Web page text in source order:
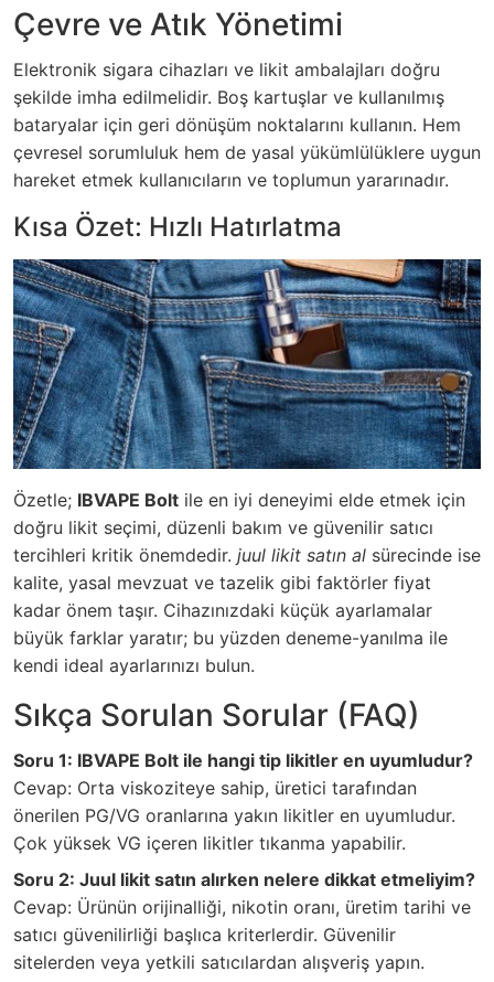
Çevre ve Atık Yönetimi
Elektronik sigara cihazları ve likit ambalajları doğru
şekilde imha edilmelidir. Boş kartuşlar ve kullanılmış
bataryalar için geri dönüşüm noktalarını kullanın. Hem
çevresel sorumluluk hem de yasal yükümlülüklere uygun
hareket etmek kullanıcıların ve toplumun yararınadır.
Kısa Özet: Hızlı Hatırlatma
Özetle; IBVAPE Bolt ile en iyi deneyimi elde etmek için
doğru likit seçimi, düzenli bakım ve güvenilir satıcı
tercihleri kritik önemdedir. juul likit satın al sürecinde ise
kalite, yasal mevzuat ve tazelik gibi faktörler fiyat
kadar önem taşır. Cihazınızdaki küçük ayarlamalar
büyük farklar yaratır; bu yüzden deneme-yanılma ile
kendi ideal ayarlarınızı bulun.
Sıkça Sorulan Sorular (FAQ)
Soru 1: IBVAPE Bolt ile hangi tip likitler en uyumludur?
Cevap: Orta viskoziteye sahip, üretici tarafından
önerilen PG/VG oranlarına yakın likitler en uyumludur.
Çok yüksek VG içeren likitler tıkanma yapabilir.
Soru 2: Juul likit satın alırken nelere dikkat etmeliyim?
Cevap: Ürünün orijinalliği, nikotin oranı, üretim tarihi ve
satıcı güvenilirliği başlıca kriterlerdir. Güvenilir
sitelerden veya yetkili satıcılardan alışveriş yapın.